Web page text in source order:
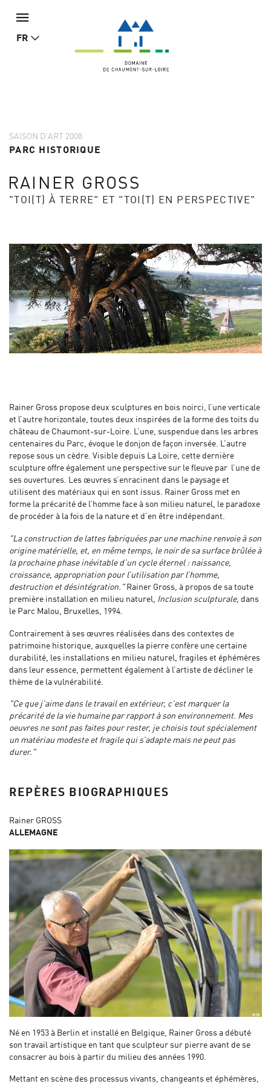
FR
SAISON D'ART 2008
PARC HISTORIQUE
RAINER GROSS
"TOI(T) À TERRE" ET "TOI(T) EN PERSPECTIVE"
Rainer Gross propose deux sculptures en bois noirci, l’une verticale
et l’autre horizontale, toutes deux inspirées de la forme des toits du
château de Chaumont-sur-Loire. L’une, suspendue dans les arbres
centenaires du Parc, évoque le donjon de façon inversée. L’autre
repose sous un cèdre. Visible depuis La Loire, cette dernière
sculpture offre également une perspective sur le fleuve par l’une de
ses ouvertures. Les œuvres s’enracinent dans le paysage et
utilisent des matériaux qui en sont issus. Rainer Gross met en
forme la précarité de l’homme face à son milieu naturel, le paradoxe
de procéder à la fois de la nature et d’en être indépendant.
"La construction de lattes fabriquées par une machine renvoie à son
origine matérielle, et, en même temps, le noir de sa surface brûlée à
la prochaine phase inévitable d’un cycle éternel : naissance,
croissance, appropriation pour l’utilisation par l’homme,
destruction et désintégration."Rainer Gross, à propos de sa toute
première installation en milieu naturel, Inclusion sculpturale, dans
le Parc Malou, Bruxelles, 1994.
Contrairement à ses œuvres réalisées dans des contextes de
patrimoine historique, auxquelles la pierre confère une certaine
durabilité, les installations en milieu naturel, fragiles et éphémères
dans leur essence, permettent également à l’artiste de décliner le
thème de la vulnérabilité.
"Ce que j’aime dans le travail en extérieur, c’est marquer la
précarité de la vie humaine par rapport à son environnement. Mes
oeuvres ne sont pas faites pour rester, je choisis tout spécialement
un matériau modeste et fragile qui s’adapte mais ne peut pas
durer."
REPÈRES BIOGRAPHIQUES
Rainer GROSS
ALLEMAGNE
Né en 1953 à Berlin et installé en Belgique, Rainer Gross a débuté
son travail artistique en tant que sculpteur sur pierre avant de se
consacrer au bois à partir du milieu des années 1990.
Mettant en scène des processus vivants, changeants et éphémères,